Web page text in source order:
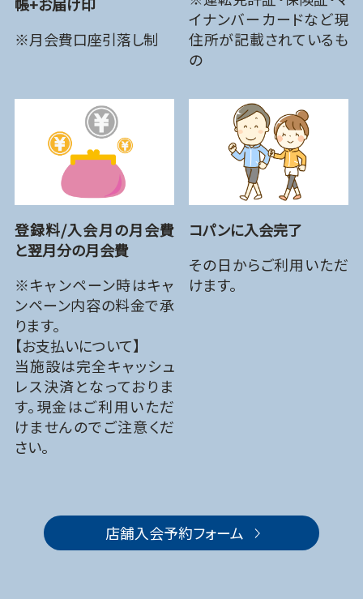
帳+お届け印
※月会費口座引落し制
イナンバーカードなど現
住所が記載されているも
の
登録料/入会月の月会費
と翌月分の月会費
※キャンペーン時はキャ
ンペーン内容の料金で承
ります。
【お支払いについて】
当施設は完全キャッシュ
レス決済となっておりま
す。現金はご利用いただ
けませんのでご注意くだ
さい。
コパンに入会完了
その日からご利用いただ
けます。
店舗入会予約フォーム